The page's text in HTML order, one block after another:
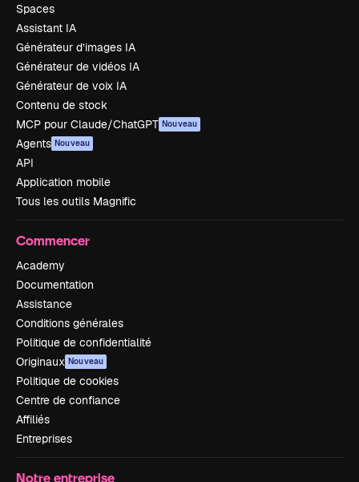
Spaces
Assistant IA
Générateur d’images IA
Générateur de vidéos IA
Générateur de voix IA
Contenu de stock
MCP pour Claude/ChatGPT Nouveau
Agents Nouveau
API
Application mobile
Tous les outils Magnific
Commencer
Academy
Documentation
Assistance
Conditions générales
Politique de confidentialité
Originaux Nouveau
Politique de cookies
Centre de confiance
Affiliés
Entreprises
Notre entreprise